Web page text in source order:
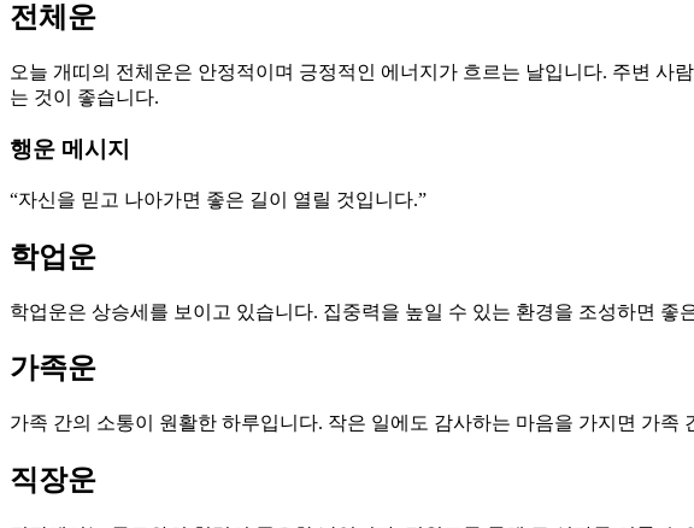
전체운
오늘 개띠의 전체운은 안정적이며 긍정적인 에너지가 흐르는 날입니다. 주변 사
는 것이 좋습니다.
행운 메시지
“자신을 믿고 나아가면 좋은 길이 열릴 것입니다.”
학업운
학업운은 상승세를 보이고 있습니다. 집중력을 높일 수 있는 환경을 조성하면
가족운
가족 간의 소통이 원활한 하루입니다. 작은 일에도 감사하는 마음을 가지면 가
직장운